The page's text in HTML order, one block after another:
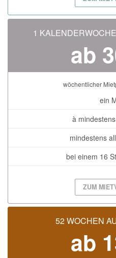
1
ab
wöchentlicher
ein
à
mindestens
bei einem 16
ZUM
52 WOCHEN
ab